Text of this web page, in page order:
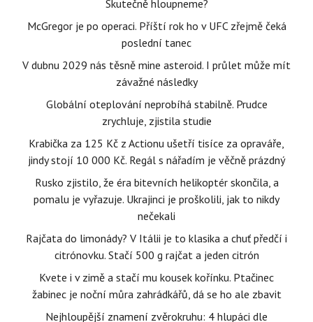
Skutečně hloupneme?
McGregor je po operaci. Příští rok ho v UFC zřejmě čeká
poslední tanec
V dubnu 2029 nás těsně mine asteroid. I průlet může mít
závažné následky
Globální oteplování neprobíhá stabilně. Prudce
zrychluje, zjistila studie
Krabička za 125 Kč z Actionu ušetří tisíce za opraváře,
jindy stojí 10 000 Kč. Regál s nářadím je věčně prázdný
Rusko zjistilo, že éra bitevních helikoptér skončila, a
pomalu je vyřazuje. Ukrajinci je proškolili, jak to nikdy
nečekali
Rajčata do limonády? V Itálii je to klasika a chuť předčí i
citrónovku. Stačí 500 g rajčat a jeden citrón
Kvete i v zimě a stačí mu kousek kořínku. Ptačinec
žabinec je noční můra zahrádkářů, dá se ho ale zbavit
Nejhloupější znamení zvěrokruhu: 4 hlupáci dle